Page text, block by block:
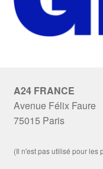
A24 FRANCE
Avenue Félix Faure
75015 Paris
(Il n'est pas utilisé pour les